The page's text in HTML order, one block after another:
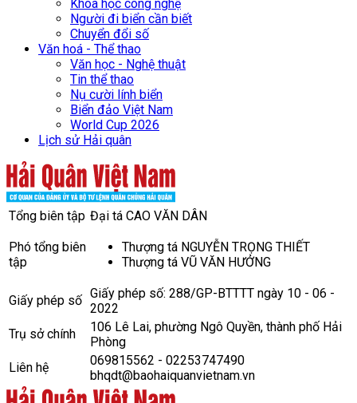
Khoa học công nghệ
Người đi biển cần biết
Chuyển đổi số
Văn hoá - Thể thao
Văn học - Nghệ thuật
Tin thể thao
Nụ cười lính biển
Biển đảo Việt Nam
World Cup 2026
Lịch sử Hải quân
Tổng biên tập Đại tá CAO VĂN DÂN
Phó tổng biên
tập
Thượng tá NGUYỄN TRỌNG THIẾT
Thượng tá VŨ VĂN HƯỞNG
Giấy phép số Giấy phép số: 288/GP-BTTTT ngày 10 - 06 -
2022
Trụ sở chính
106 Lê Lai, phường Ngô Quyền, thành phố Hải
Phòng
Liên hệ
069815562 - 02253747490
bhqdt@baohaiquanvietnam.vn